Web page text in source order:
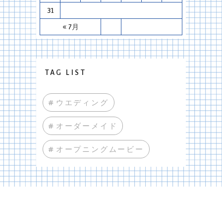
« 7月
31
TAG LIST
#ウエディング
#オーダーメイド
#オープニングムービー